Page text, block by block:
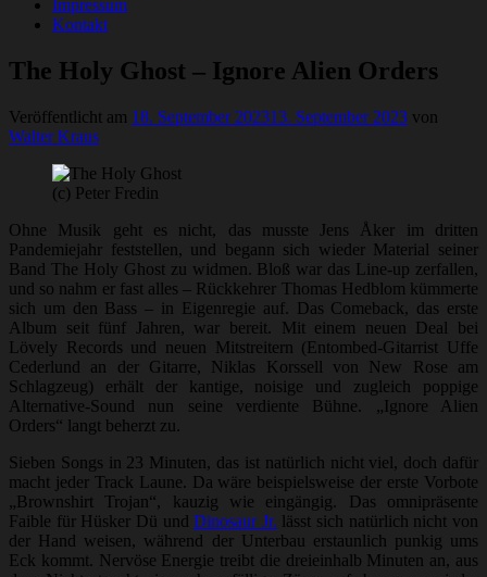
Impressum
Kontakt
The Holy Ghost – Ignore Alien Orders
Veröffentlicht am 18. September 202313. September 2023 von
Walter Kraus
(c) Peter Fredin
Ohne Musik geht es nicht, das musste Jens Åker im dritten
Pandemiejahr feststellen, und begann sich wieder Material seiner
Band The Holy Ghost zu widmen. Bloß war das Line-up zerfallen,
und so nahm er fast alles – Rückkehrer Thomas Hedblom kümmerte
sich um den Bass – in Eigenregie auf. Das Comeback, das erste
Album seit fünf Jahren, war bereit. Mit einem neuen Deal bei
Lövely Records und neuen Mitstreitern (Entombed-Gitarrist Uffe
Cederlund an der Gitarre, Niklas Korssell von New Rose am
Schlagzeug) erhält der kantige, noisige und zugleich poppige
Alternative-Sound nun seine verdiente Bühne. „Ignore Alien
Orders“ langt beherzt zu.
Sieben Songs in 23 Minuten, das ist natürlich nicht viel, doch dafür
macht jeder Track Laune. Da wäre beispielsweise der erste Vorbote
„Brownshirt Trojan“, kauzig wie eingängig. Das omnipräsente
Faible für Hüsker Dü undDinosaur Jr. lässt sich natürlich nicht von
der Hand weisen, während der Unterbau erstaunlich punkig ums
Eck kommt. Nervöse Energie treibt die dreieinhalb Minuten an, aus